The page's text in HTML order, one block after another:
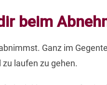
beim
Ganz im
laufen zu gehen.